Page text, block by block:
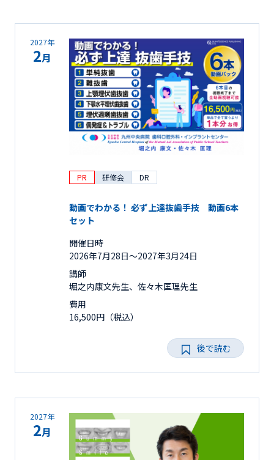
2027年
2月
PR 研修会 DR
動画でわかる！ 必ず上達抜歯手技 動画6本
セット
開催日時
2026年7月28日〜2027年3月24日
講師
堀之内康文先生、佐々木匡理先生
費用
16,500円（税込）
後で読む
2027年
2月